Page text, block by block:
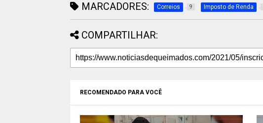
MARCADORES: Correios 9 Imposto de Renda
COMPARTILHAR:
RECOMENDADO PARA VOCÊ